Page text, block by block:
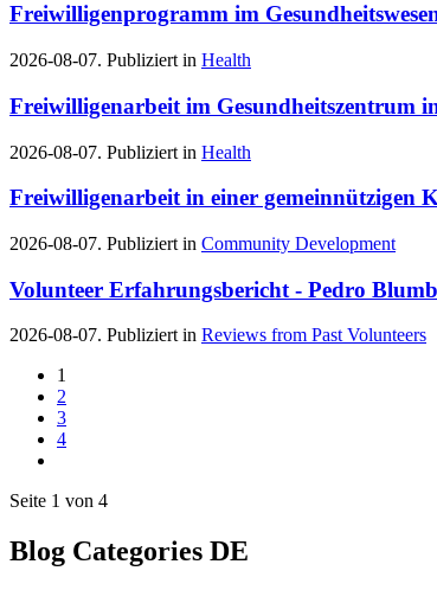
Freiwilligenprogramm im
2026-08-07. Publiziert in Health
Freiwilligenarbeit im Gesundheitszentrum
2026-08-07. Publiziert in Health
Freiwilligenarbeit in einer gemeinnützigen
2026-08-07. Publiziert in Community Development
Volunteer Erfahrungsbericht - Pedro
2026-08-07. Publiziert in Reviews from Past Volunteers
1
2
3
4
Seite 1 von 4
Blog Categories DE